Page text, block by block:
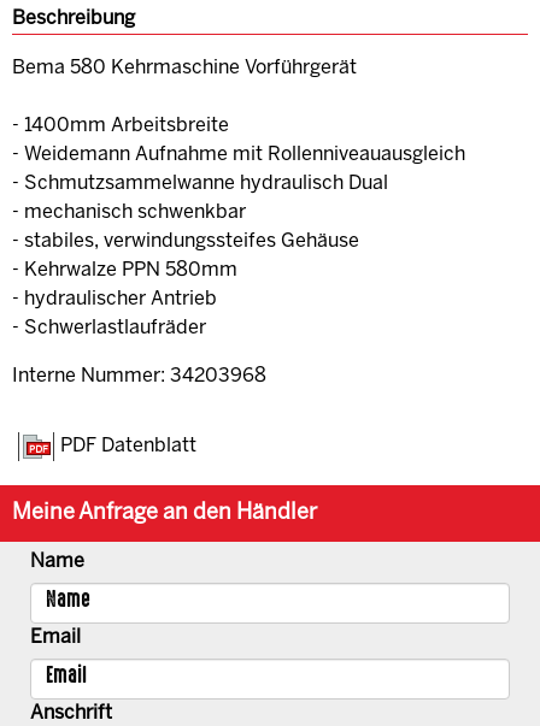
Beschreibung
Bema 580 Kehrmaschine Vorführgerät
- 1400mm Arbeitsbreite
- Weidemann Aufnahme mit Rollenniveauausgleich
- Schmutzsammelwanne hydraulisch Dual
- mechanisch schwenkbar
- stabiles, verwindungssteifes Gehäuse
- Kehrwalze PPN 580mm
- hydraulischer Antrieb
- Schwerlastlaufräder
Interne Nummer: 34203968
PDF Datenblatt
Meine Anfrage an den Händler
Name
Email
Anschrift